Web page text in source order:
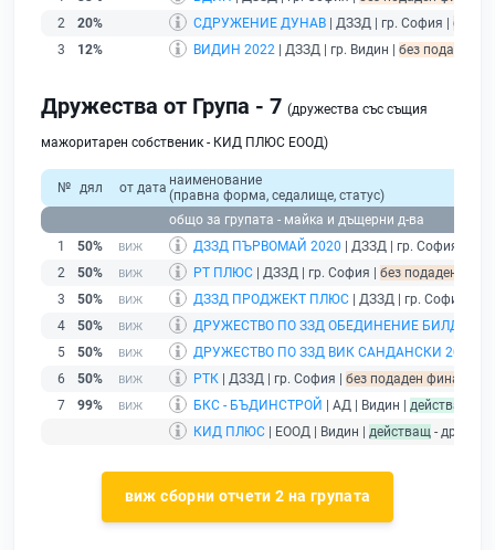
2
20% СДРУЖЕНИЕ ДУНАВ | ДЗЗД | гр. София | без
3
12% ВИДИН 2022 | ДЗЗД | гр. Видин | без подаден
Дружества от Група - 7 (дружества със същия
мажоритарен собственик - КИД ПЛЮС ЕООД)
№ дял от дата наименование
(правна форма, седалище, статус)
общо за групата - майка и дъщерни д-ва
1
50% ДЗЗД ПЪРВОМАЙ 2020 | ДЗЗД | гр. София |
2
50% РТ ПЛЮС | ДЗЗД | гр. София | без подаден
3
50% ДЗЗД ПРОДЖЕКТ ПЛЮС | ДЗЗД | гр. София |
4
50%
ДРУЖЕСТВО ПО ЗЗД ОБЕДИНЕНИЕ БИЛД
5
50% ДРУЖЕСТВО ПО ЗЗД ВИК САНДАНСКИ 2019
6
50% РТК | ДЗЗД | гр. София | без подаден финансов
7
99% БКС - БЪДИНСТРОЙ | АД | Видин | действащ
КИД ПЛЮС | ЕООД | Видин | действащ -
виж сборни отчети 2 на групата